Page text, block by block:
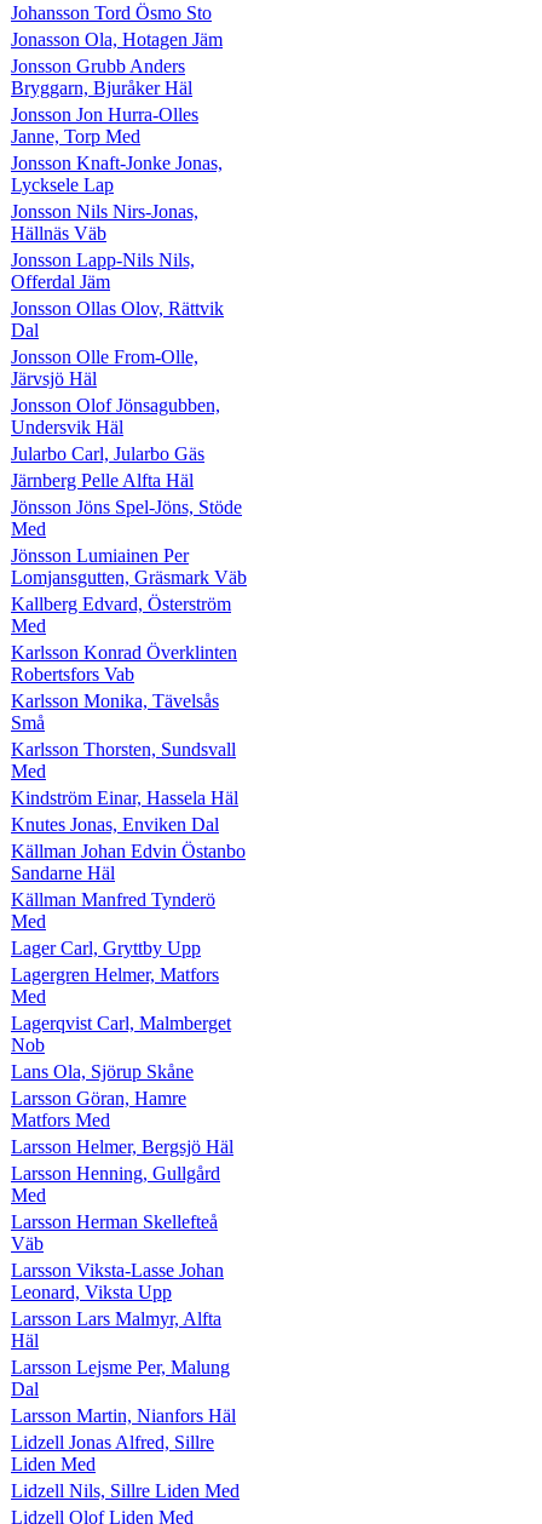
Johansson Tord Ösmo Sto
Jonasson Ola, Hotagen Jäm
Jonsson Grubb Anders
Bryggarn, Bjuråker Häl
Jonsson Jon Hurra-Olles
Janne, Torp Med
Jonsson Knaft-Jonke Jonas,
Lycksele Lap
Jonsson Nils Nirs-Jonas,
Hällnäs Väb
Jonsson Lapp-Nils Nils,
Offerdal Jäm
Jonsson Ollas Olov, Rättvik
Dal
Jonsson Olle From-Olle,
Järvsjö Häl
Jonsson Olof Jönsagubben,
Undersvik Häl
Jularbo Carl, Jularbo Gäs
Järnberg Pelle Alfta Häl
Jönsson Jöns Spel-Jöns, Stöde
Med
Jönsson Lumiainen Per
Lomjansgutten, Gräsmark Väb
Kallberg Edvard, Österström
Med
Karlsson Konrad Överklinten
Robertsfors Vab
Karlsson Monika, Tävelsås
Små
Karlsson Thorsten, Sundsvall
Med
Kindström Einar, Hassela Häl
Knutes Jonas, Enviken Dal
Källman Johan Edvin Östanbo
Sandarne Häl
Källman Manfred Tynderö
Med
Lager Carl, Gryttby Upp
Lagergren Helmer, Matfors
Med
Lagerqvist Carl, Malmberget
Nob
Lans Ola, Sjörup Skåne
Larsson Göran, Hamre
Matfors Med
Larsson Helmer, Bergsjö Häl
Larsson Henning, Gullgård
Med
Larsson Herman Skellefteå
Väb
Larsson Viksta-Lasse Johan
Leonard, Viksta Upp
Larsson Lars Malmyr, Alfta
Häl
Larsson Lejsme Per, Malung
Dal
Larsson Martin, Nianfors Häl
Lidzell Jonas Alfred, Sillre
Liden Med
Lidzell Nils, Sillre Liden Med
Lidzell Olof Liden Med